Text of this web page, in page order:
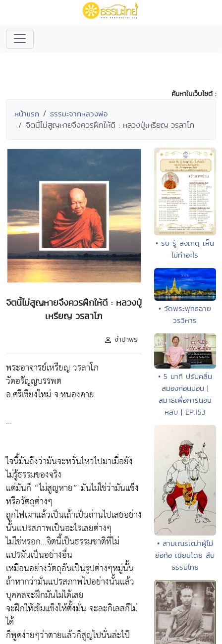
ค้นหาในเว็บไซต์ :
หน้าแรก ธรรมะจากหลวงพ่อ
จิตนี้ไม่สูญหายจึงควรฝึกให้ดี : หลวงปู่เหรียญ วรลาโภ
จิตนี้ไม่สูญหายจึงควรฝึกให้ดี : หลวงปู่
เหรียญ วรลาโภ
จำปาพร
พระอาจารย์เหรียญ วรลาโภ
วัดอรัญญบรรพต
อ.ศรีเชียงใหม่ จ.หนองคาย
...
ใจนี้มันถึงว่ามันจะหวั่นไหวไปมาเมื่อยัง
ไม่รู้ธรรมของจริง
แต่มันก็ “ไม่สูญหาย” มันไม่ใช่ว่ามันแข็ง
หรือวัตถุต่างๆ
ถูกไฟเผาแล้วเป็นเถ้าเป็นถ่านไปเลยอย่าง
นั้นแปรสภาพเป็นอะไรเลยต่างๆ
ไม่ใช่หรอก...จิตนี้เป็นธรรมชาติที่ไม่
แปรผันเป็นอย่างอื่น
เหมือนอย่างวัตถุอันเป็นรูปต่างๆหมู่นั้น
ถ้าหากว่ามันแปรสภาพไปอย่างนั้นแล้ว
บุคคลจะฝึกมันไม่ได้เลย
จะฝึกให้เข้มแข็งให้ตั้งมั่น จะละกิเลสก็ไม่
ได้
ก็พูดง่ายๆว่าตายแล้วก็สูญไปนั่นล่ะไป๊
• รับ รู้ สังเกตุ เห็น
ไม่ทำอะไร
• วัดพระพุทธฉาย
วรวิหาร
• 5 นาที ปรับคลื่น
สมองก่อนนอน |
สมาธิเพื่อการนอน
หลับ | EP.153
• สามเณรเฒ่าผู้ไม่
ย่อท้อ เขียนโดย สืบ
ธรรมไทย